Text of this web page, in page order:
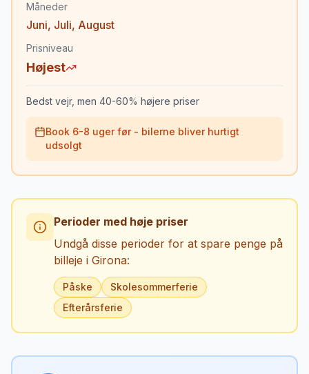
Måneder
Juni, Juli, August
Prisniveau
Højest
Bedst vejr, men 40-60% højere priser
Book 6-8 uger før - bilerne bliver hurtigt
udsolgt
Perioder med høje priser
Undgå disse perioder for at spare penge på
billeje i Girona:
Påske
Skolesommerferie
Efterårsferie